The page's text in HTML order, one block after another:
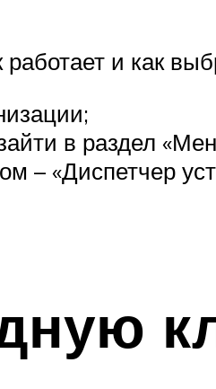
и как
в раздел
– «Диспетчер